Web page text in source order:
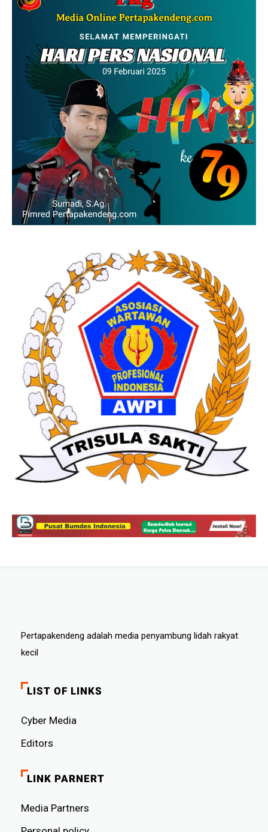
Pertapakendeng adalah media penyambung lidah rakyat
kecil
LIST OF LINKS
Cyber ​​Media
Editors
LINK PARNERT
Media Partners